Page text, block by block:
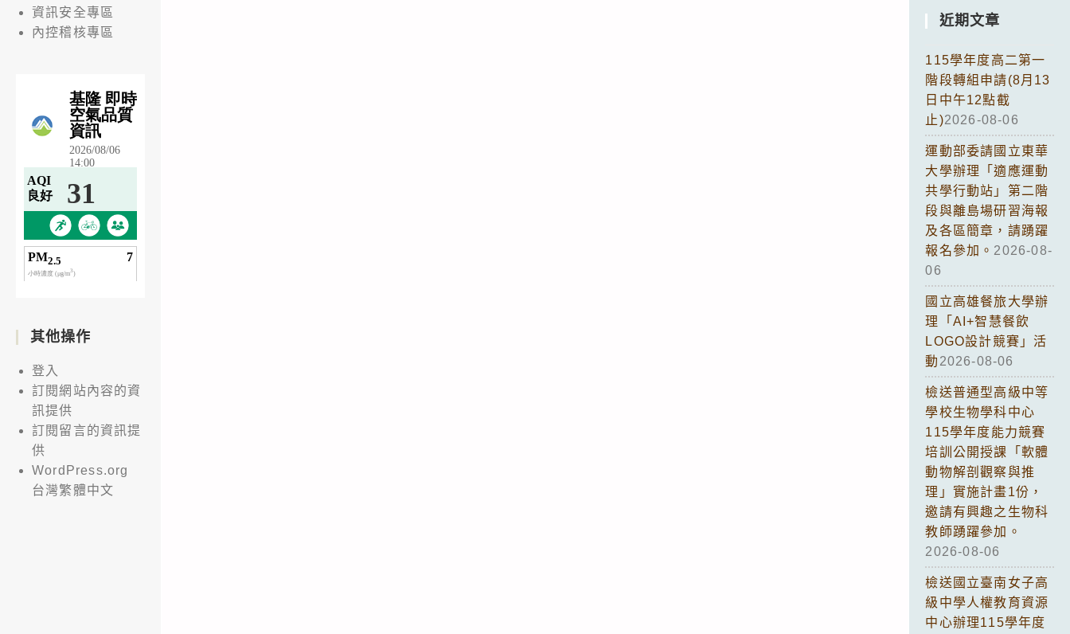
資訊安全專區
內控稽核專區
其他操作
登入
訂閱網站內容的資
訊提供
訂閱留言的資訊提
供
WordPress.org
台灣繁體中文
近期文章
115學年度高二第一
階段轉組申請(8月13
日中午12點截
止)2026-08-06
運動部委請國立東華
大學辦理「適應運動
共學行動站」第二階
段與離島場研習海報
及各區簡章，請踴躍
報名參加。 2026-08-
06
國立高雄餐旅大學辦
理「AI+智慧餐飲
LOGO設計競賽」活
動 2026-08-06
檢送普通型高級中等
學校生物學科中心
115學年度能力競賽
培訓公開授課「軟體
動物解剖觀察與推
理」實施計畫1份，
邀請有興趣之生物科
教師踴躍參加。
2026-08-06
檢送國立臺南女子高
級中學人權教育資源
中心辦理115學年度